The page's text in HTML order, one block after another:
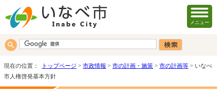
メニュー
現在の位置： トップページ > 市政情報 > 市の計画・施策 > 市の計画等 > いなべ
市人権啓発基本方針